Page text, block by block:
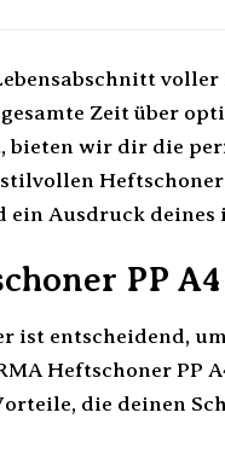
Zeit über
bieten wir dir die
ein Ausdruck
PP
ist entscheidend,
Heftschoner
die deinen